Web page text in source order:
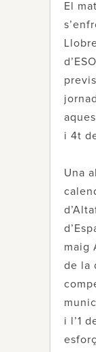
El
i 4t
Una
maig
de la
i l’1